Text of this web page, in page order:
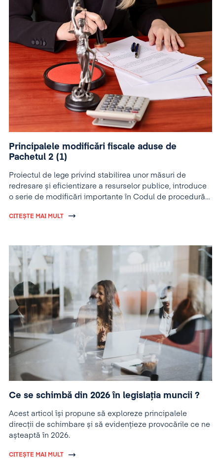
Principalele modificări fiscale aduse de
Pachetul 2 (1)
Proiectul de lege privind stabilirea unor măsuri de
redresare și eficientizare a resurselor publice, introduce
o serie de modificări importante în Codul de procedură
CITEȘTE MAI MULT
Ce se schimbă din 2026 în legislația muncii ?
Acest articol își propune să exploreze principalele
direcții de schimbare și să evidențieze provocările ce ne
așteaptă în 2026.
CITEȘTE MAI MULT